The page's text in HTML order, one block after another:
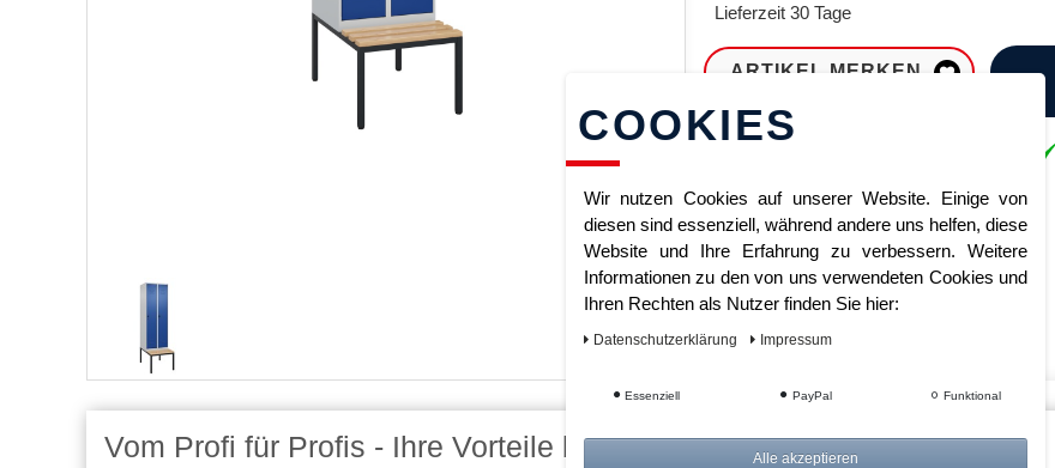
Lieferzeit 30 Tage
ARTIKEL MERKEN
Vom Profi für Profis - Ihre Vorteile bei AWWM:
COOKIES
Wir nutzen Cookies auf unserer Website. Einige von
diesen sind essenziell, während andere uns helfen, diese
Website und Ihre Erfahrung zu verbessern. Weitere
Informationen zu den von uns verwendeten Cookies und
Ihren Rechten als Nutzer finden Sie hier:
Daten­schutz­erklärung Impressum
Essenziell PayPal Funktional
Alle akzeptieren